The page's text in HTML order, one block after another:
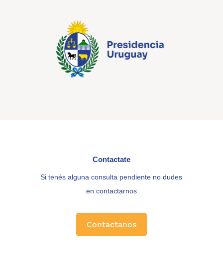
Contactate
Si tenés alguna consulta pendiente no dudes
en contactarnos
Contactanos